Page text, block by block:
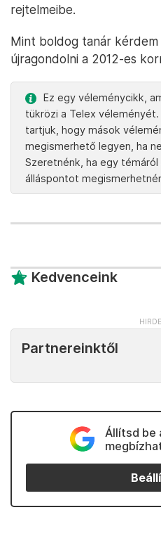
rejtelmeibe.
Mint boldog tanár
újragondolni a 2012-es
Ez egy véleménycikk,
tükrözi a Telex
tartjuk, hogy mások
megismerhető legyen, ha
Szeretnénk, ha egy
álláspontot
Kedvenceink
Partnereinktől
Állítsd be